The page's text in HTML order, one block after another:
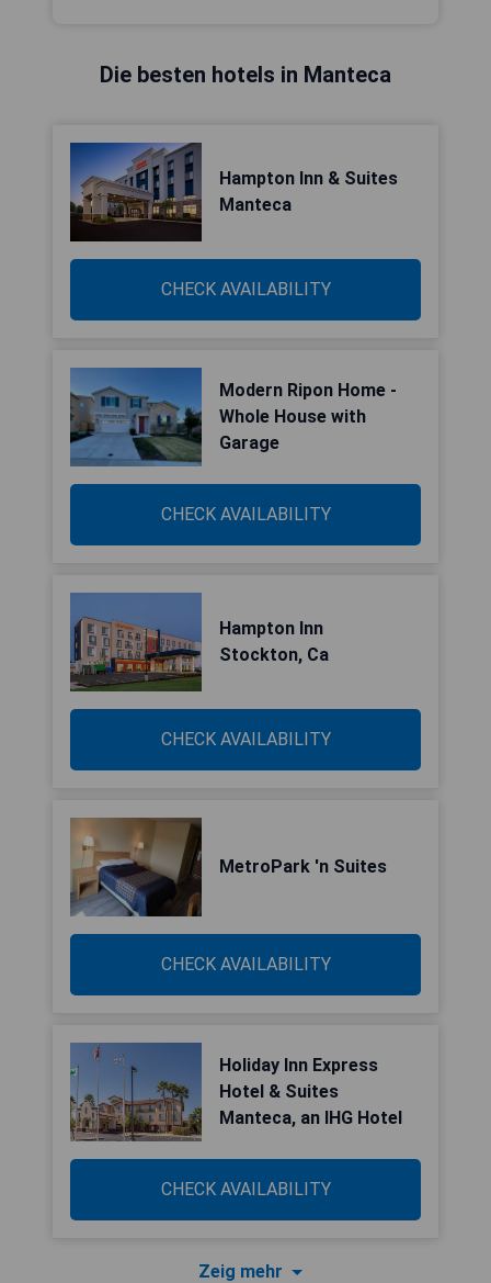
Die besten hotels in Manteca
Hampton Inn & Suites
Manteca
CHECK AVAILABILITY
Modern Ripon Home -
Whole House with
Garage
CHECK AVAILABILITY
Hampton Inn
Stockton, Ca
CHECK AVAILABILITY
MetroPark 'n Suites
CHECK AVAILABILITY
Holiday Inn Express
Hotel & Suites
Manteca, an IHG Hotel
CHECK AVAILABILITY
Zeig mehr